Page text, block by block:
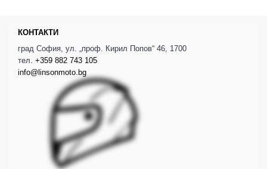
КОНТАКТИ
град София, ул. „проф. Кирил Попов“ 46, 1700
тел. +359 882 743 105
info@linsonmoto.bg